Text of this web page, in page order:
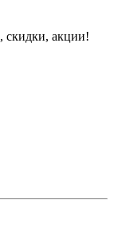
, скидки, акции!